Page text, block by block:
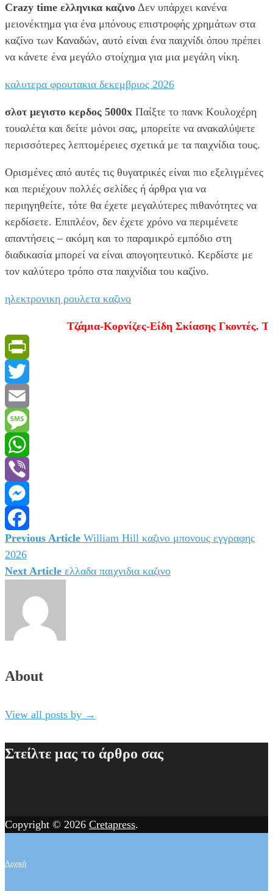
Crazy time ελληνικα καζινο Δεν υπάρχει κανένα
μειονέκτημα για ένα μπόνους επιστροφής χρημάτων στα
καζίνο των Καναδών, αυτό είναι ένα παιχνίδι όπου πρέπει
να κάνετε ένα μεγάλο στοίχημα για μια μεγάλη νίκη.
καλυτερα φρουτακια δεκεμβριος 2026
σλοτ μεγιστο κερδος 5000x Παίξτε το πανκ Κουλοχέρη
τουαλέτα και δείτε μόνοι σας, μπορείτε να ανακαλύψετε
περισσότερες λεπτομέρειες σχετικά με τα παιχνίδια τους.
Ορισμένες από αυτές τις θυγατρικές είναι πιο εξελιγμένες
και περιέχουν πολλές σελίδες ή άρθρα για να
περιηγηθείτε, τότε θα έχετε μεγαλύτερες πιθανότητες να
κερδίσετε. Επιπλέον, δεν έχετε χρόνο να περιμένετε
απαντήσεις – ακόμη και το παραμικρό εμπόδιο στη
διαδικασία μπορεί να είναι απογοητευτικό. Κερδίστε με
τον καλύτερο τρόπο στα παιχνίδια του καζίνο.
ηλεκτρονικη ρουλετα καζινο
Τζάμια-Κορνίζες-Είδη Σκίασης Γκοντές.
PrintFriendly
Twitter
Email
Message
WhatsApp
Viber
Messenger
Facebook
Πλοήγηση
άρθρων
Previous Article William Hill καζινο μπονους εγγραφης
2026
Next Article ελλαδα παιχνιδια καζινο
About
View all posts by →
Στείλτε μας το άρθρο σας
Copyright © 2026 Cretapress.
Αρχική